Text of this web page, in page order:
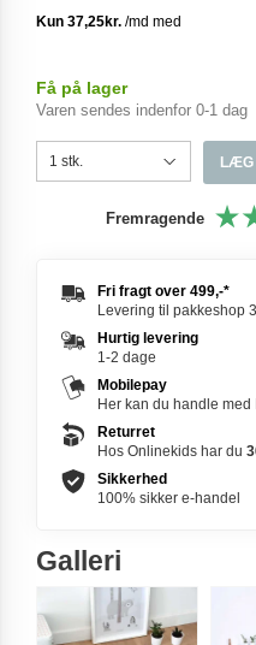
Få på lager
Varen sendes indenfor 0-1 dag
LÆG
Fremragende
Fri fragt over 499,-*
Levering til pakkeshop
Hurtig levering
1-2 dage
Mobilepay
Her kan du handle med
Returret
Hos Onlinekids har du
Sikkerhed
100% sikker e-handel
Galleri